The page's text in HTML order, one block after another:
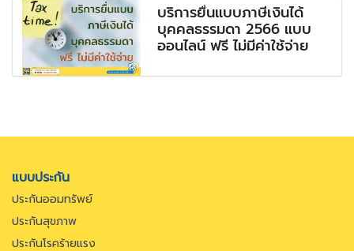
บริการยื่นแบบภาษีเงินได้
บุคคลธรรมดา 2566 แบบ
ออนไลน์ ฟรี ไม่มีค่าใช้จ่าย
แบบประกัน
ประกันออมทรัพย์
ประกันสุขภาพ
ประกันโรคร้ายแรง